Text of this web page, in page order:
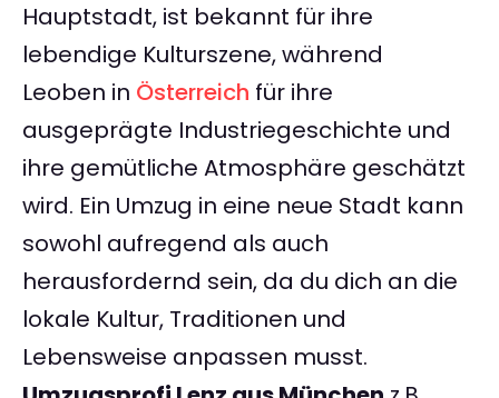
Hauptstadt, ist bekannt für ihre
lebendige Kulturszene, während
Leoben in Österreich für ihre
ausgeprägte Industriegeschichte und
ihre gemütliche Atmosphäre geschätzt
wird. Ein Umzug in eine neue Stadt kann
sowohl aufregend als auch
herausfordernd sein, da du dich an die
lokale Kultur, Traditionen und
Lebensweise anpassen musst.